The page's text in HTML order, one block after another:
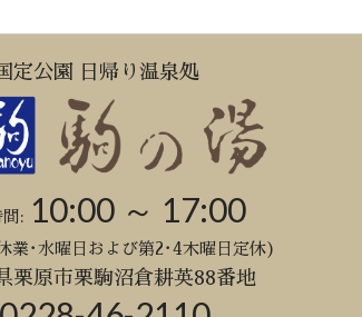
定公園 日帰り温泉処
: 10:00 ～ 17:00
業･水曜日および第2･4木曜日定休)
栗原市栗駒沼倉耕英88番地